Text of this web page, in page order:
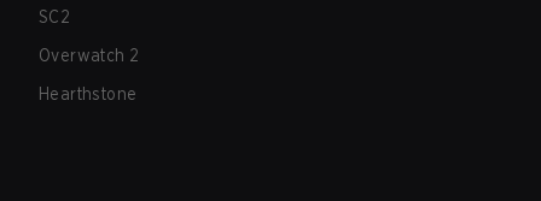
SC2
Overwatch 2
Hearthstone